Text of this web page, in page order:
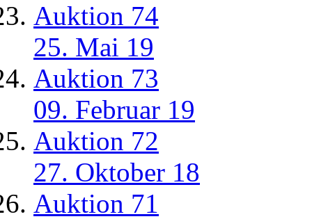
Auktion 74
25. Mai 19
Auktion 73
09. Februar 19
Auktion 72
27. Oktober 18
Auktion 71